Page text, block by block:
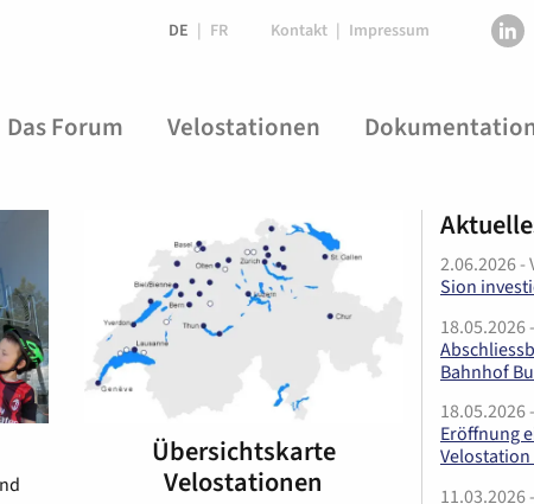
DE FR Kontakt Impressum
Das Forum Velostationen
Übersichtskarte
Velostationen
2.06.2026-
Sion
18.05.2026
Bahnhof
18.05.2026
Eröffnung
11.03.2026